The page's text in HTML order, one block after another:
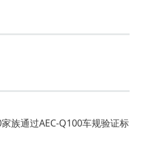
族通过AEC-Q100车规验证标